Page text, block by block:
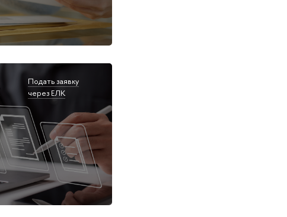
Подать заявку
через ЕЛК